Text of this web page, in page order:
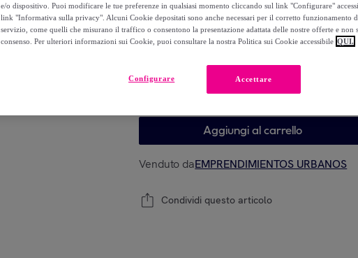
24,99 €
Ultimo prodotto
Pacchetto di 4 bicchieri rigati
Aggiungi al carrello
Venduto daEMPRENDIMIENTOS URBANOS
Condividi questo articolo
e/o dispositivo. Puoi modificare le tue preferenze in qualsiasi momento cliccando sul link "Configurare"
link "Informativa sulla privacy". Alcuni Cookie depositati sono anche necessari per il corretto funzionamento
servizio, come quelli che misurano il traffico o consentono la presentazione adattata delle nostre offerte e non
consenso. Per ulteriori informazioni sui Cookie, puoi consultare la nostra Politica sui Cookie accessibile QUI.
Accettare
Configurare